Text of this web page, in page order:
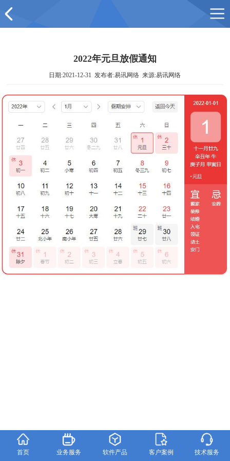
2022年元旦放假通知
日期:2021-12-31 发布者:易讯网络 来源:易讯网络
首页 业务服务 软件产品 客户案例 技术服务